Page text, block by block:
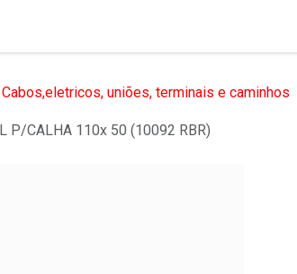
Cabos,eletricos, uniões, terminais e caminhos
P/CALHA 110x 50 (10092 RBR)